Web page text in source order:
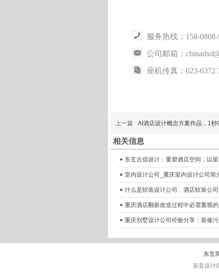
服务热线：158-
公司邮箱：
座机传真：023-6372
上一篇 AI酒店设计概念方案作品，1
相关信息
东玄古佰设计：重塑酒店空间，以
室内设计公司_重庆室内设计公司简
什么是软装设计公司、酒店软装公
重庆酒店翻新改造过程中必需重视
重庆别墅设计公司经验分享：装修
东玄
东玄设计